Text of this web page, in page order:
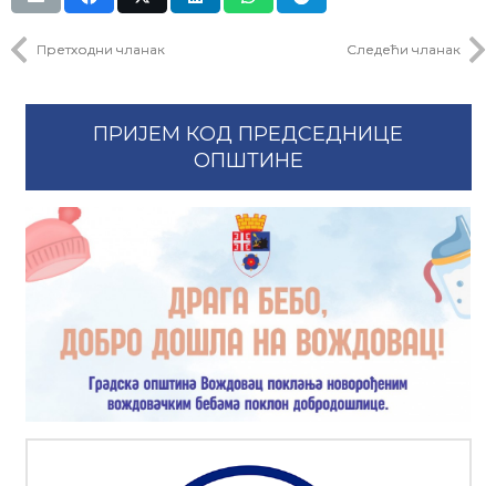
Претходни чланак Следећи чланак
ПРИЈЕМ КОД ПРЕДСЕДНИЦЕ
ОПШТИНЕ